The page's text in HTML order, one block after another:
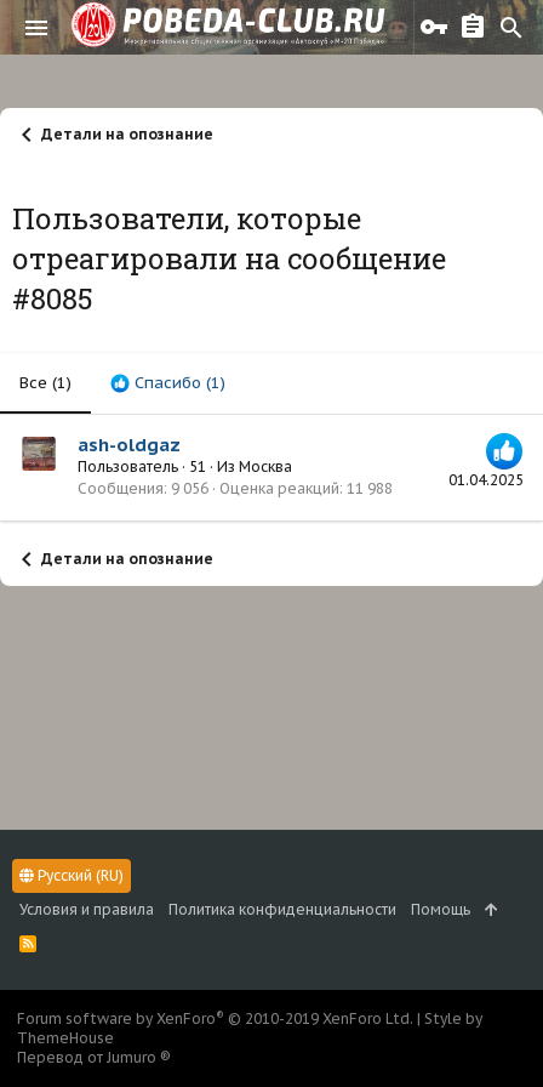
Детали на опознание
Пользователи, которые
отреагировали на сообщение
#8085
Все (1) Спасибо (1)
01.04.2025
ash-oldgaz
Пользователь · 51 · Из Москва
Сообщения 9 056 Оценка реакций 11 988
Детали на опознание
Русский (RU)
Условия и правила
Политика конфиденциальности Помощь
R
S
Forum software by XenForo® © 2010-2019 XenForo Ltd. | Style by
ThemeHouse
Перевод от Jumuro ®